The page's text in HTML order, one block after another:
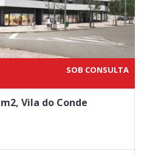
SOB CONSULTA
Vila do Conde